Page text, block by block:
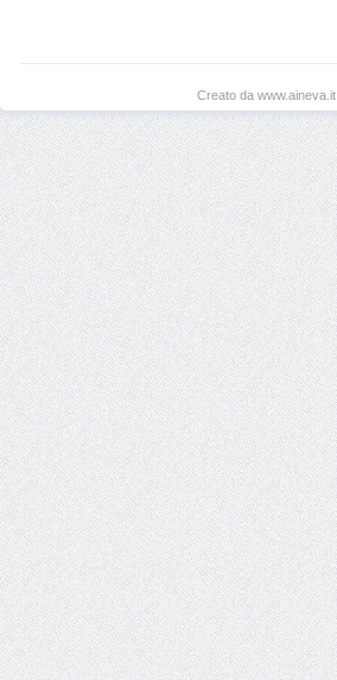
Creato da www.aineva.it